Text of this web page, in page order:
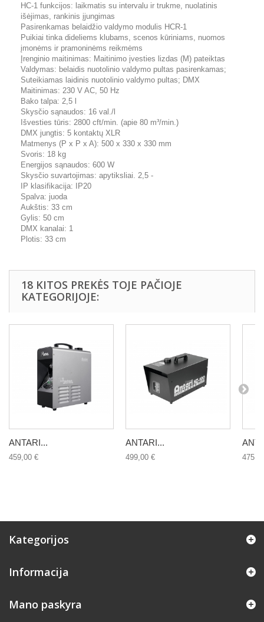
HC-1 funkcijos: laikmatis su intervalu ir trukme, nuolatinis
išėjimas, rankinis įjungimas
Pasirenkamas belaidžio valdymo modulis HCR-1
Puikiai tinka dideliems klubams, scenos kūriniams, nuomos
įmonėms ir pramoninėms reikmėms
Įrenginio maitinimas: Maitinimo įvesties lizdas (M) pateiktas
Valdymas: belaidis nuotolinio valdymo pultas pasirenkamas;
Suteikiamas laidinis nuotolinio valdymo pultas; DMX
Maitinimas: 230 V AC, 50 Hz
Bako talpa: 2,5 l
Skysčio sąnaudos: 16 val./l
Išvesties tūris: 2800 cft/min. (apie 80 m³/min.)
DMX jungtis: 5 kontaktų XLR
Matmenys (P x P x A): 500 x 330 x 330 mm
Svoris: 18 kg
Energijos sąnaudos: 600 W
Skysčio suvartojimas: apytiksliai. 2,5 -
IP klasifikacija: IP20
Spalva: juoda
Aukštis: 33 cm
Gylis: 50 cm
DMX kanalai: 1
Plotis: 33 cm
18 KITOS PREKĖS TOJE PAČIOJE
KATEGORIJOJE:
ANTARI...
459,00 €
ANTARI...
499,00 €
Kategorijos
Informacija
Mano paskyra